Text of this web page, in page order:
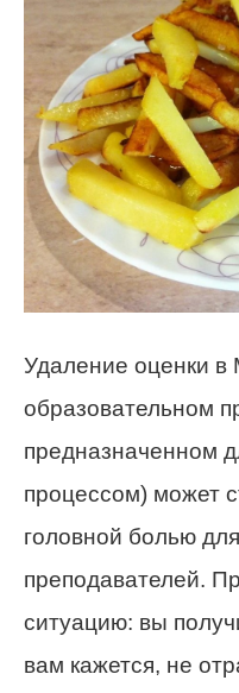
Удаление оценки
образовательном
предназначенном
процессом) может
головной болью
преподавателей.
ситуацию: вы
вам кажется, не